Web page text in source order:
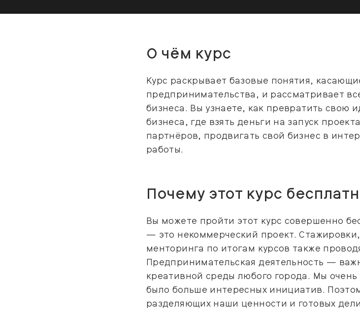
О чём курс
Курс раскрывает базовые понятия,
предпринимательства, и рассматривает
бизнеса. Вы узнаете, как превратить
бизнеса, где взять деньги на запуск
партнёров, продвигать свой бизнес в
работы.
Почему этот курс
Вы можете пройти этот курс совершенно
— это некоммерческий проект.
менторинга по итогам курсов также
Предпринимательская деятельность —
креативной среды любого города. Мы
было больше интересных инициатив.
разделяющих наши ценности и готовых